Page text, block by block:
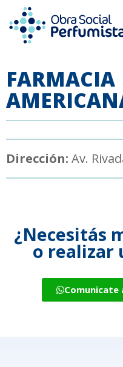
FARMACIA
Dirección: Av.
¿Necesitás
o realizar
Comunicate